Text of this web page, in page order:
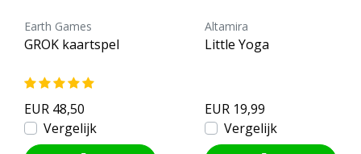
Earth Games
GROK kaartspel
EUR 48,50
Vergelijk
Altamira
Little Yoga
EUR 19,99
Vergelijk